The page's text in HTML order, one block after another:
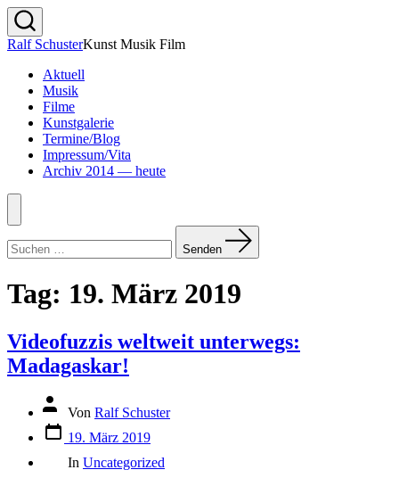
Zum
Inhalt
springen
Suche
ein-/ausblenden
Ralf SchusterKunst Musik Film
Aktuell
Musik
Filme
Kunstgalerie
Termine/Blog
Impressum/Vita
Archiv 2014 — heute
Menü
nach:
Senden
Tag: 19. März 2019
Videofuzzis weltweit unterwegs:
Madagaskar!
Beitragsautor
Von Ralf Schuster
Veröffentlichungsdatum
19. März 2019
In Uncategorized